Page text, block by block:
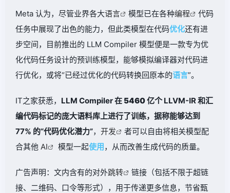
Meta 认为，尽管业界各大语言 模型已在各种编程
代码
任务中展现了出色的能力，但此类模型在代码优化还有进
步空间，目前推出的 LLM Compiler 模型便是一款专为优
化代码任务设计的预训练模型，能够模拟编译器对代码进
行优化，或将“已经过优化的代码转换回原本的语言”。
IT之家获悉， LLM Compiler 在 5460 亿个 LLVM-IR 和汇
编代码标记的庞大语料库上进行了训练，据称能够达到
77% 的“代码优化潜力”， 开发
者可以自由将相关模型配
合其他 AI 模型一起使用，从而改善生成代码的质量。
广告声明：文内含有的对外跳转
链接（包括不限于超链
接、二维码、口令等形式），用于传递更多信息，节省甄